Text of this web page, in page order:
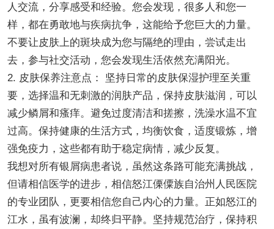
人交流，分享感受和经验。您会发现，很多人和您一
样，都在勇敢地与疾病抗争，这能给予您巨大的力量。
不要让皮肤上的斑块成为您与隔绝的理由，尝试走出
去，参与社交活动，您会发现生活依然充满阳光。
2. 皮肤保养注意点： 坚持日常的皮肤保湿护理至关重
要，选择温和无刺激的润肤产品，保持皮肤滋润，可以
减少鳞屑和瘙痒。避免过度清洁和搓擦，洗澡水温不宜
过高。保持健康的生活方式，均衡饮食，适度锻炼，增
强免疫力，这些都有助于稳定病情，减少反复。
我想对所有银屑病患者说，虽然这条路可能充满挑战，
但请相信医学的进步，相信怒江傈僳族自治州人民医院
的专业团队，更要相信您自己内心的力量。正如怒江的
江水，虽有波澜，却终归平静。坚持规范治疗，保持积